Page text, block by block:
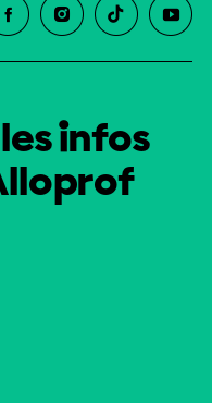
infos